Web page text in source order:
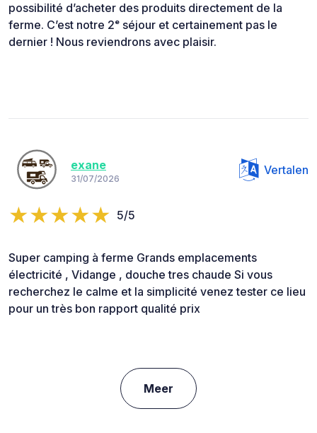
possibilité d’acheter des produits directement de la
ferme. C’est notre 2ᵉ séjour et certainement pas le
dernier ! Nous reviendrons avec plaisir.
exane
31/07/2026
Vertalen
5/5
Super camping à ferme Grands emplacements
électricité , Vidange , douche tres chaude Si vous
recherchez le calme et la simplicité venez tester ce lieu
pour un très bon rapport qualité prix
Meer